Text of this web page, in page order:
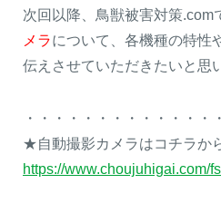
次回以降、鳥獣被害対策.com
メラについて、各機種の特性
伝えさせていただきたいと思
・・・・・・・・・・・・・
★自動撮影カメラはコチラか
https://www.choujuhigai.com/